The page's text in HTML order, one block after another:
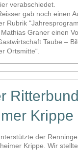
verabschiedet.
gab noch einen
Rubrik
Graner einen
Taube –
Ortsmitte“.
Krippe
der
Krippe. Wir